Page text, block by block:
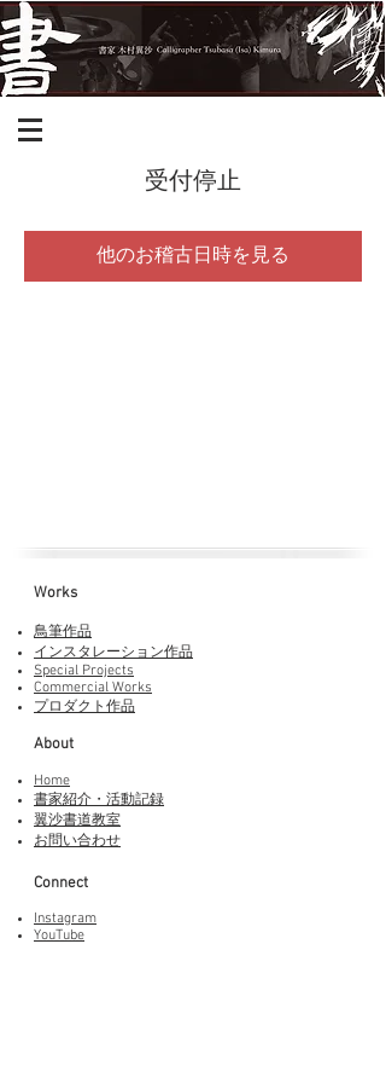
受付停止
他のお稽古日時を見る
Works​
鳥筆作品
インスタレーション作品
Special Projects
Commercial Works
プロダクト作品
About
Home
書家紹介・活動記録
​翼沙書道教室
お問い合わせ
Connect
Instagram
YouTube